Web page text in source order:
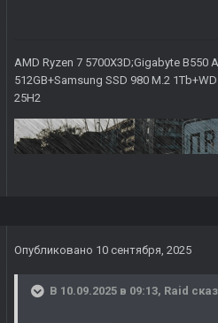
AMD Ryzen 7 5700X3D;Gigabyte B550
512GB+Samsung SSD 980 M.2
25H2
Опубликовано 10 сентября, 2025
В 10.09.2025 в 09:13, Raid